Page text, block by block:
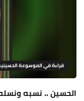
قراءة في الموسوعة
الحسين .. نسبه